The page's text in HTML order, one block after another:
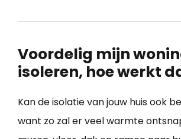
Voordelig mijn
isoleren, hoe werkt
Kan de isolatie van jouw huis ook
want zo zal er veel warmte